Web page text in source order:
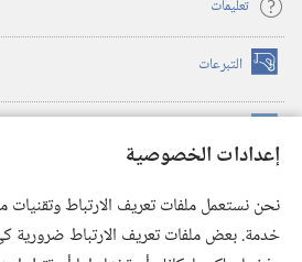
إعدادات الخصوصية
نحن نستعمل ملفات تعريف الارتباط
خدمة. بعض ملفات تعريف الارتباط ضرورية
تعليمات
التبرعات (يفتح
نافذة
(يفتح
نافذة
(يفتح
نافذة
جديدة) تطبيق ®
JW Library